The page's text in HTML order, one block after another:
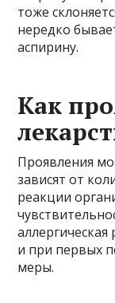
тоже
нередко
аспирину.
Как
Проявления
зависят от
реакции
и при первых
меры.